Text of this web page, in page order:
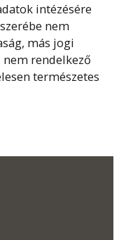
intézésére
nem
más jogi
rendelkező
természetes